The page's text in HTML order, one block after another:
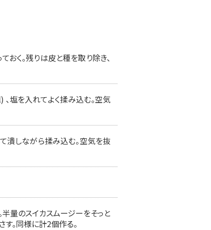
く。残りは皮と種を取り除き、
塩を入れてよく揉み込む。空気
潰しながら揉み込む。空気を抜
量のスイカスムージーをそっと
。同様に計2個作る。